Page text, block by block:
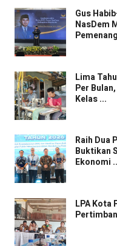
Gus
NasDem
Lima
Per
Kelas ...
Raih Dua
Buktikan
Ekonomi
LPA Kota